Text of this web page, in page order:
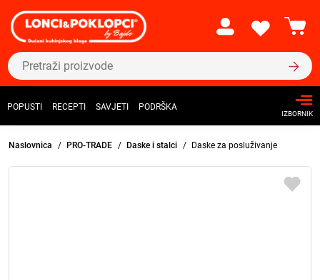
POPUSTI RECEPTI SAVJETI PODRŠKA
IZBORNIK
Naslovnica PRO-TRADE Daske i stalci Daske za posluživanje